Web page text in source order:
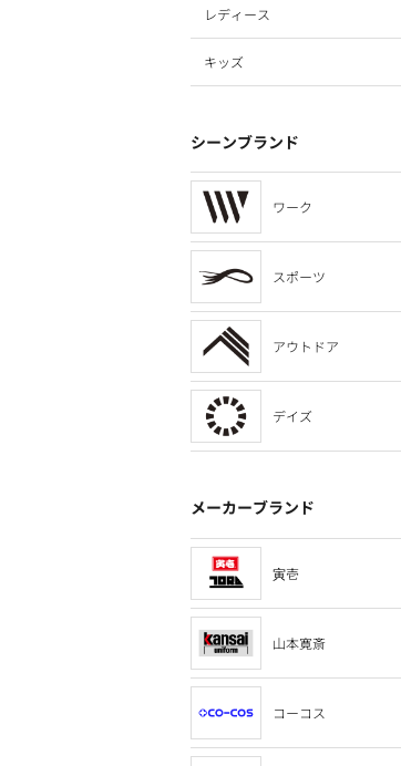
レディース
キッズ
シーンブランド
ワーク
スポーツ
アウトドア
デイズ
メーカーブランド
寅壱
山本寛斎
コーコス